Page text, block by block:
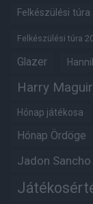
Felkészülési túra
Felkészülési túra
Glazer
Harry
Hónap játékosa
Hónap Ördöge
Jadon Sancho